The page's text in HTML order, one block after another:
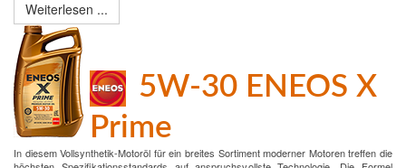
Weiterlesen ...
5W-30 ENEOS X
Prime
In diesem Vollsynthetik-Motoröl für ein breites Sortiment moderner Motoren treffen die